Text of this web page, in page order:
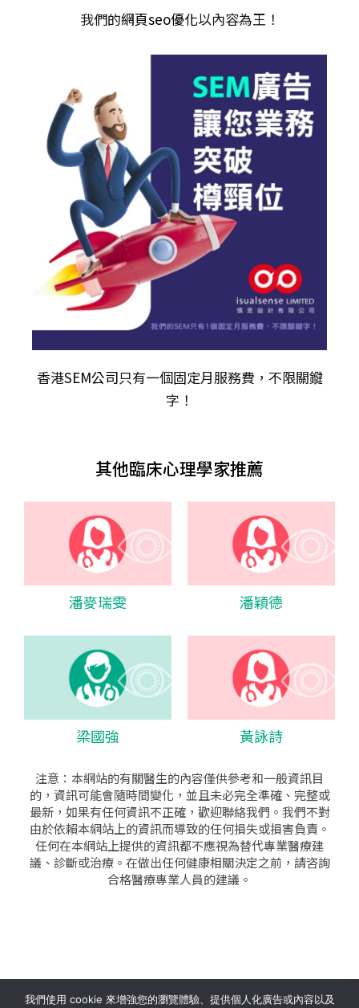
我們的網頁seo優化以內容為王！
香港SEM公司只有一個固定月服務費，不限關𨫡
字！
其他臨床心理學家推薦
潘麥瑞雯 潘穎德
梁國強 黃詠詩
注意：本網站的有關醫生的內容僅供參考和一般資訊目
的，資訊可能會隨時間變化，並且未必完全準確、完整或
最新，如果有任何資訊不正確，歡迎聯絡我們。我們不對
由於依賴本網站上的資訊而導致的任何損失或損害負責。
任何在本網站上提供的資訊都不應視為替代專業醫療建
議、診斷或治療。在做出任何健康相關決定之前，請咨詢
合格醫療專業人員的建議。
seo公司|sem公司|網頁設計|網頁設計公司by isualsense
我們使用 cookie 來增強您的瀏覽體驗、提供個人化廣告或內容以及